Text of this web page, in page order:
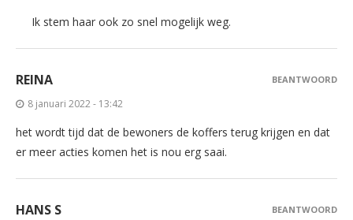
Ik stem haar ook zo snel mogelijk weg.
REINA
8 januari 2022 - 13:42
het wordt tijd dat de bewoners de koffers terug krijgen en dat
er meer acties komen het is nou erg saai.
BEANTWOORD
HANS S BEANTWOORD